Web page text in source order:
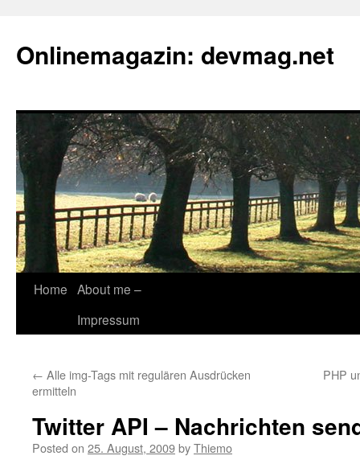
Onlinemagazin: devmag.net
Skip
Home About me –
Impressum
← Alle img-Tags mit regulären Ausdrücken
ermitteln
PHP
Twitter API – Nachrichten
Posted on 25. August, 2009byThiemo